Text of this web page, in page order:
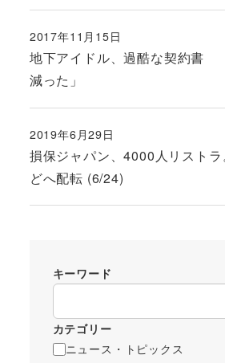
地下アイドル、過酷な契約書
減った」
投稿日
2017年11月15日
損保ジャパン、4000人リスト
どへ配転 (6/24)
投稿日
2019年6月29日
キーワード
カテゴリー
ニュース・トピックス